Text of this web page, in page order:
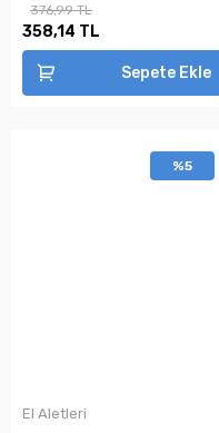
376,99 TL
358,14 TL
Sepete Ekle
%5
El Aletleri